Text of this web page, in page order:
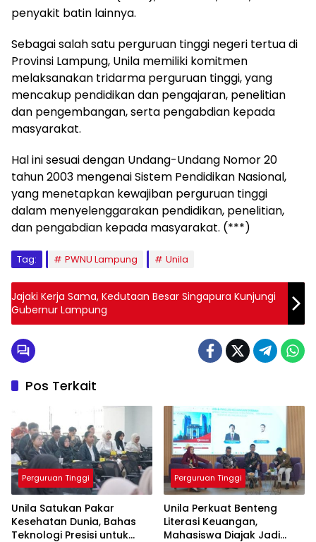
penyakit batin lainnya.
Sebagai salah satu perguruan tinggi negeri tertua di
Provinsi Lampung, Unila memiliki komitmen
melaksanakan tridarma perguruan tinggi, yang
mencakup pendidikan dan pengajaran, penelitian
dan pengembangan, serta pengabdian kepada
masyarakat.
Hal ini sesuai dengan Undang-Undang Nomor 20
tahun 2003 mengenai Sistem Pendidikan Nasional,
yang menetapkan kewajiban perguruan tinggi
dalam menyelenggarakan pendidikan, penelitian,
dan pengabdian kepada masyarakat. (***)
Tag: PWNU Lampung Unila
Jajaki Kerja Sama, Kedutaan Besar Singapura Kunjungi
Gubernur Lampung
Pos Terkait
Perguruan Tinggi
Unila Satukan Pakar
Kesehatan Dunia, Bahas
Teknologi Presisi untuk
Perguruan Tinggi
Unila Perkuat Benteng
Literasi Keuangan,
Mahasiswa Diajak Jadi